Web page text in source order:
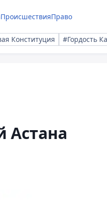
ПроисшествияПраво
Конституция #Гордость
Астана